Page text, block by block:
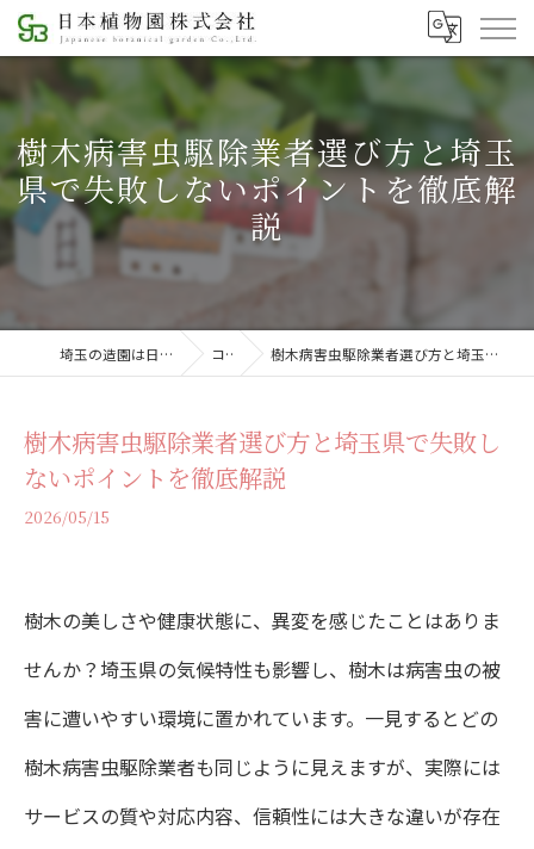
樹木病害虫駆除業者選び方と埼玉
県で失敗しないポイントを徹底解
説
埼玉の造園は日本植物園株式会社 コラム 樹木病害虫駆除業者選び方と埼玉県で失敗しないポイントを徹底解説
樹木病害虫駆除業者選び方と埼玉県で失敗し
ないポイントを徹底解説
2026/05/15
樹木の美しさや健康状態に、異変を感じたことはありま
せんか？埼玉県の気候特性も影響し、樹木は病害虫の被
害に遭いやすい環境に置かれています。一見するとどの
樹木病害虫駆除業者も同じように見えますが、実際には
サービスの質や対応内容、信頼性には大きな違いが存在